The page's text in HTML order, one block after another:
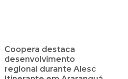
Coopera destaca
desenvolvimento
regional durante Alesc